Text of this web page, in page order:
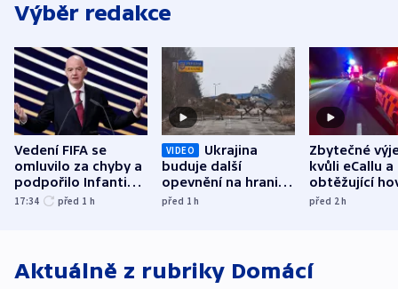
Výběr redakce
Vedení FIFA se
omluvilo za chyby a
podpořilo Infantina.
UEFA trvá na
17:34 před 1 h
VIDEO
Ukrajina
buduje další
opevnění na hranici
s Běloruskem
před 1h
Zbytečné
kvůli eCallu a
obtěžující
zdržují
před 2h
Aktuálně z rubriky Domácí